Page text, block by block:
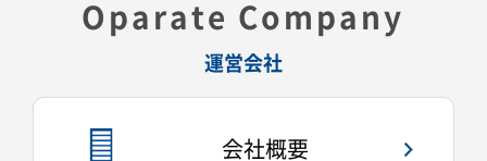
Oparate Company
運営会社
会社概要